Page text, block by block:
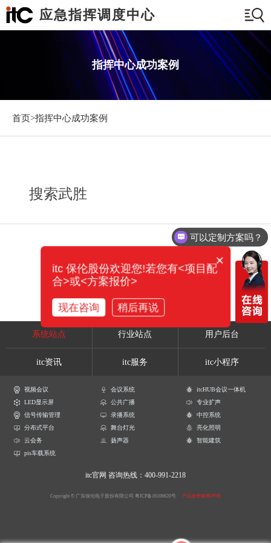
应急指挥调度中心
指挥中心成功案例
首页>指挥中心成功案例
搜索武胜
系统站点 行业站点 用户后台
itc资讯 itc服务 itc小程序
视频会议 会议系统
itcHUB会议一体机
LED显示屏
公共广播
专业扩声
信号传输管理
录播系统
中控系统
分布式平台
舞台灯光
亮化照明
云会务
扬声器
智能建筑
pis车载系统
itc官网 咨询热线：400-991-2218
Copyright © 广东保伦电子股份有限公司 粤ICP备16106620号 产品参数解释声明
可以定制方案吗？
×
itc 保伦股份欢迎您!若您有<项目配
合>或<方案报价>
现在咨询 稍后再说